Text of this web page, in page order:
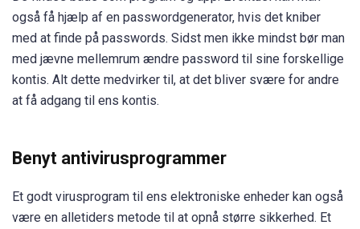
også få hjælp af en passwordgenerator, hvis det kniber
med at finde på passwords. Sidst men ikke mindst bør man
med jævne mellemrum ændre password til sine forskellige
kontis. Alt dette medvirker til, at det bliver svære for andre
at få adgang til ens kontis.
Benyt antivirusprogrammer
Et godt virusprogram til ens elektroniske enheder kan også
være en alletiders metode til at opnå større sikkerhed. Et